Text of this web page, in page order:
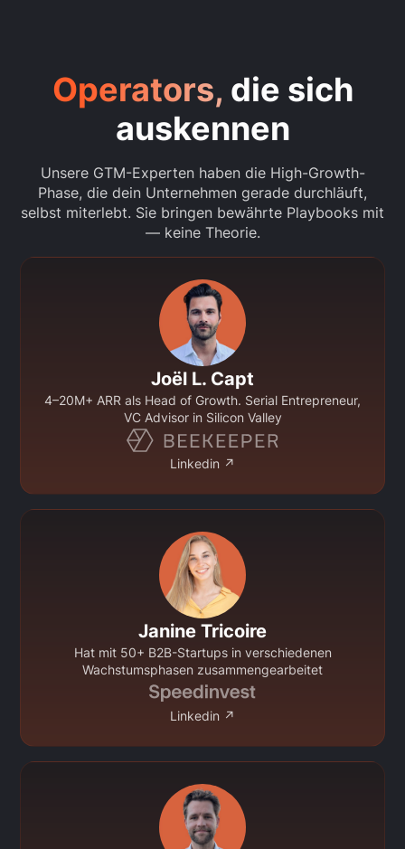
Operators, die sich
auskennen
Unsere GTM-Experten haben die High-Growth-
Phase, die dein Unternehmen gerade durchläuft,
selbst miterlebt. Sie bringen bewährte Playbooks mit
— keine Theorie.
Joël L. Capt
4–20M+ ARR als Head of Growth. Serial Entrepreneur,
VC Advisor in Silicon Valley
Linkedin ↗
Janine Tricoire
Hat mit 50+ B2B-Startups in verschiedenen
Wachstumsphasen zusammengearbeitet
Linkedin ↗